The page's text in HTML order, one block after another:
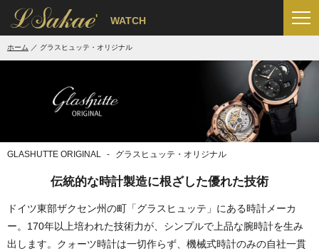
' WATCH
ホーム グラスヒュッテ・オリジナル
GLASHUTTE ORIGINAL グラスヒュッテ・オリジナル
伝統的な時計製造に根ざした優れた技術
ドイツ東部ザクセン州の町「グラスヒュッテ」にある時計メーカ
ー。170年以上培われた技術力が、シンプルで上品な腕時計を生み
出します。クォーツ時計は一切作らず、機械式時計のみの自社一貫